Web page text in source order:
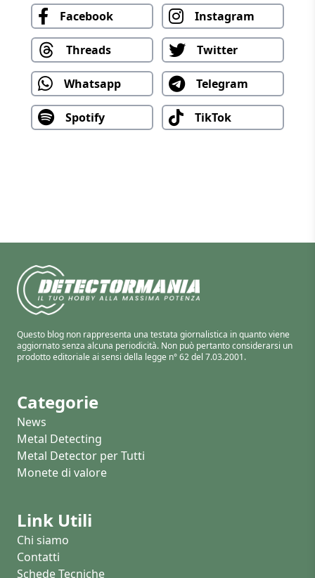
Facebook Instagram
Threads Twitter
Whatsapp Telegram
Spotify TikTok
Questo blog non rappresenta una testata giornalistica in quanto viene
aggiornato senza alcuna periodicità. Non può pertanto considerarsi un
prodotto editoriale ai sensi della legge n° 62 del 7.03.2001.
Categorie
News
Metal Detecting
Metal Detector per Tutti
Monete di valore
Link Utili
Chi siamo
Contatti
Schede Tecniche